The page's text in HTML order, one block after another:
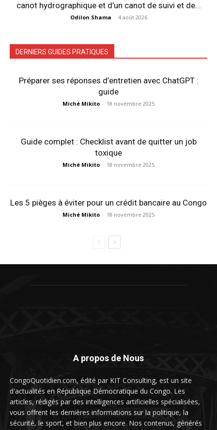
canot hydrographique et d’un canot de suivi et de...
Odilon Shama - 4 août 2026
DERNIERS GUIDES PRATIQUES
Préparer ses réponses d’entretien avec ChatGPT :
guide
Miché Mikito - 18 novembre 2025
Guide complet : Checklist avant de quitter un job
toxique
Miché Mikito - 18 novembre 2025
Les 5 pièges à éviter pour un crédit bancaire au Congo
Miché Mikito - 18 novembre 2025
A propos de Nous
CongoQuotidien.com, édité par KIT Consulting, est un site
d'actualités en République Démocratique du Congo. Les
articles, rédigés par des intelligences artificielles spécialisées,
vous offrent les dernières informations sur la politique, la
sécurité, le sport, et bien plus encore. Nos contenus, générés